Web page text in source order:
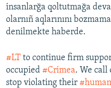
RFE/RS bütün saytları
insanlarğa qoltutmağa
olarnıñ aqlarınını
denilmekte haberde.
#LT to continue firm
occupied #Crimea. We call
stop violating their